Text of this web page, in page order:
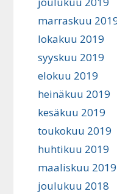
marraskuu
lokakuu 2019
syyskuu 2019
elokuu 2019
heinäkuu 2019
kesäkuu 2019
toukokuu 2019
huhtikuu 2019
maaliskuu 2019
joulukuu 2018